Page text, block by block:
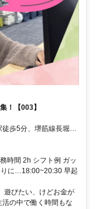
！【003】
歩5分、堺筋線長堀橋
時間 2h シフト例 ガッ
に…18:00~20:30 早起
遊びたい、けどお金が
の中で働く時間もな